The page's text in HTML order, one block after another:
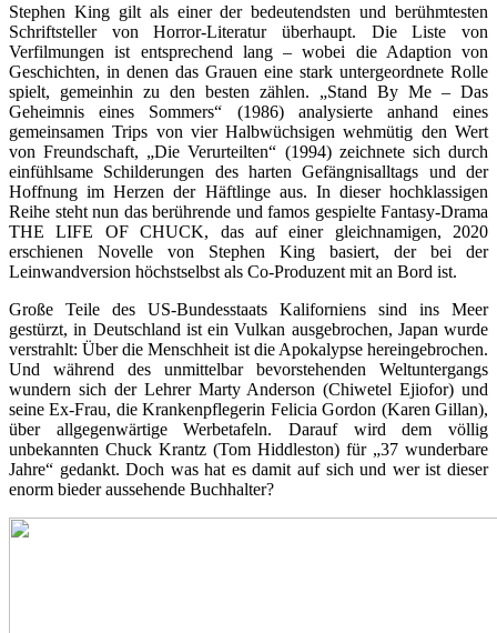
Stephen King gilt als einer der bedeutendsten und berühmtesten
Schriftsteller von Horror-Literatur überhaupt. Die Liste von
Verfilmungen ist entsprechend lang – wobei die Adaption von
Geschichten, in denen das Grauen eine stark untergeordnete Rolle
spielt, gemeinhin zu den besten zählen. „Stand By Me – Das
Geheimnis eines Sommers“ (1986) analysierte anhand eines
gemeinsamen Trips von vier Halbwüchsigen wehmütig den Wert
von Freundschaft, „Die Verurteilten“ (1994) zeichnete sich durch
einfühlsame Schilderungen des harten Gefängnisalltags und der
Hoffnung im Herzen der Häftlinge aus. In dieser hochklassigen
Reihe steht nun das berührende und famos gespielte Fantasy-Drama
THE LIFE OF CHUCK, das auf einer gleichnamigen, 2020
erschienen Novelle von Stephen King basiert, der bei der
Leinwandversion höchstselbst als Co-Produzent mit an Bord ist.
Große Teile des US-Bundesstaats Kaliforniens sind ins Meer
gestürzt, in Deutschland ist ein Vulkan ausgebrochen, Japan wurde
verstrahlt: Über die Menschheit ist die Apokalypse hereingebrochen.
Und während des unmittelbar bevorstehenden Weltuntergangs
wundern sich der Lehrer Marty Anderson (Chiwetel Ejiofor) und
seine Ex-Frau, die Krankenpflegerin Felicia Gordon (Karen Gillan),
über allgegenwärtige Werbetafeln. Darauf wird dem völlig
unbekannten Chuck Krantz (Tom Hiddleston) für „37 wunderbare
Jahre“ gedankt. Doch was hat es damit auf sich und wer ist dieser
enorm bieder aussehende Buchhalter?